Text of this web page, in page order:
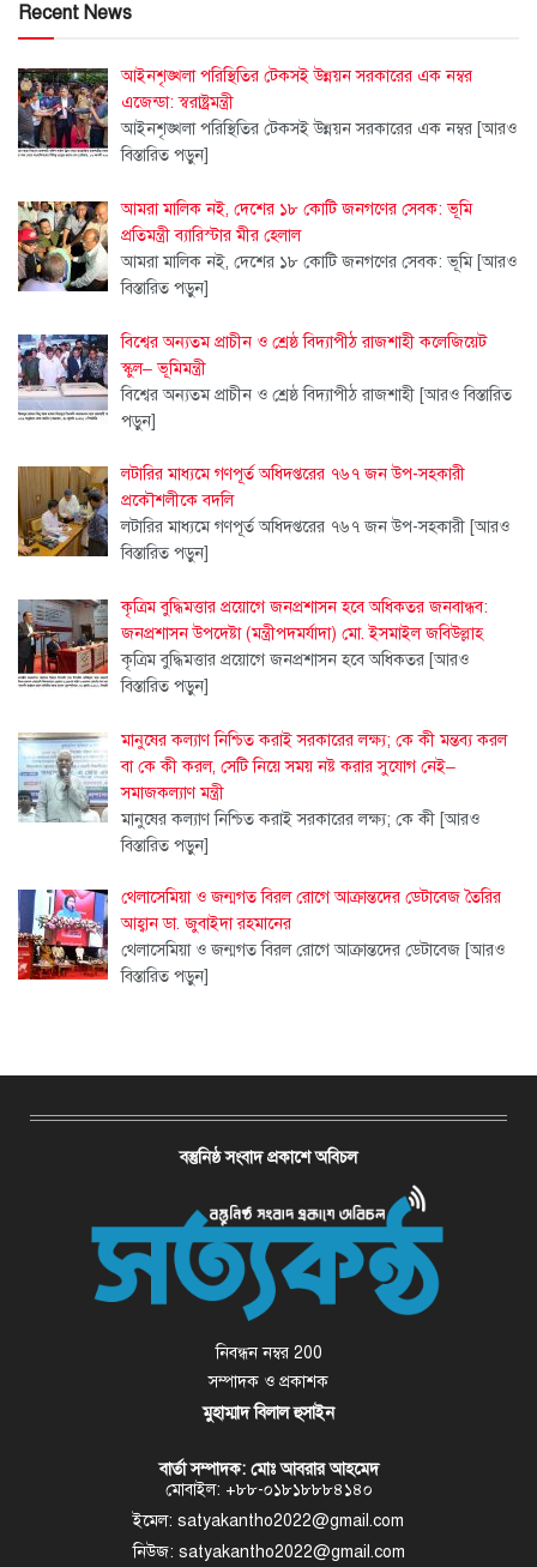
Recent News
আইনশৃঙ্খলা পরিস্থিতির টেকসই উন্নয়ন সরকারের এক নম্বর
এজেন্ডা: স্বরাষ্ট্রমন্ত্রী
আইনশৃঙ্খলা পরিস্থিতির টেকসই উন্নয়ন সরকারের এক নম্বর [আরও
বিস্তারিত পড়ুন]
আমরা মালিক নই, দেশের ১৮ কোটি জনগণের সেবক: ভূমি
প্রতিমন্ত্রী ব্যারিস্টার মীর হেলাল
আমরা মালিক নই, দেশের ১৮ কোটি জনগণের সেবক: ভূমি [আরও
বিস্তারিত পড়ুন]
বিশ্বের অন্যতম প্রাচীন ও শ্রেষ্ঠ বিদ্যাপীঠ রাজশাহী কলেজিয়েট
স্কুল– ভূমিমন্ত্রী
বিশ্বের অন্যতম প্রাচীন ও শ্রেষ্ঠ বিদ্যাপীঠ রাজশাহী [আরও বিস্তারিত
পড়ুন]
লটারির মাধ্যমে গণপূর্ত অধিদপ্তরের ৭৬৭ জন উপ-সহকারী
প্রকৌশলীকে বদলি
লটারির মাধ্যমে গণপূর্ত অধিদপ্তরের ৭৬৭ জন উপ-সহকারী [আরও
বিস্তারিত পড়ুন]
কৃত্রিম বুদ্ধিমত্তার প্রয়োগে জনপ্রশাসন হবে অধিকতর জনবান্ধব:
জনপ্রশাসন উপদেষ্টা (মন্ত্রীপদমর্যাদা) মো. ইসমাইল জবিউল্লাহ
কৃত্রিম বুদ্ধিমত্তার প্রয়োগে জনপ্রশাসন হবে অধিকতর [আরও
বিস্তারিত পড়ুন]
মানুষের কল্যাণ নিশ্চিত করাই সরকারের লক্ষ্য; কে কী মন্তব্য করল
বা কে কী করল, সেটি নিয়ে সময় নষ্ট করার সুযোগ নেই–
সমাজকল্যাণ মন্ত্রী
মানুষের কল্যাণ নিশ্চিত করাই সরকারের লক্ষ্য; কে কী [আরও
বিস্তারিত পড়ুন]
থেলাসেমিয়া ও জন্মগত বিরল রোগে আক্রান্তদের ডেটাবেজ তৈরির
আহ্বান ডা. জুবাইদা রহমানের
থেলাসেমিয়া ও জন্মগত বিরল রোগে আক্রান্তদের ডেটাবেজ [আরও
বিস্তারিত পড়ুন]
বস্তুনিষ্ঠ সংবাদ প্রকাশে অবিচল
নিবন্ধন নম্বর 200
সম্পাদক ও প্রকাশক
মুহাম্মাদ বিলাল হুসাইন
বার্তা সম্পাদক: মোঃ আবরার আহমেদ
মোবাইল: +৮৮-০১৮১৮৮৮৪১৪০
ইমেল: satyakantho2022@gmail.com
নিউজ: satyakantho2022@gmail.com